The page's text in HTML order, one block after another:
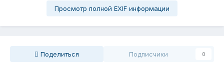
Просмотр полной EXIF информации
Поделиться Подписчики 0